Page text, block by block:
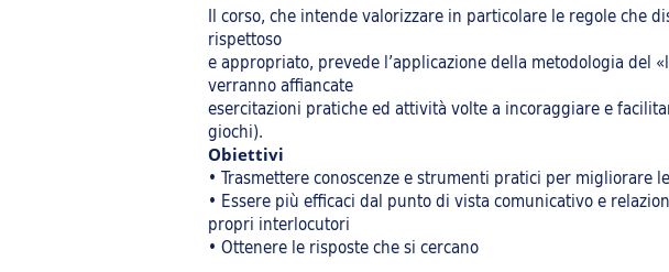
Il corso, che intende valorizzare in particolare le regole che
rispettoso
e appropriato, prevede l’applicazione della metodologia
verranno affiancate
esercitazioni pratiche ed attività volte a incoraggiare e
giochi).
Obiettivi
• Trasmettere conoscenze e strumenti pratici per
• Essere più efficaci dal punto di vista comunicativo e
propri interlocutori
• Ottenere le risposte che si cercano